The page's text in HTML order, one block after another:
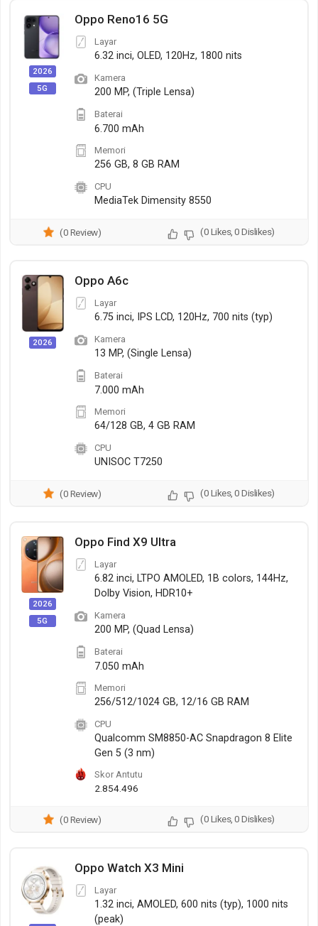
2026
5G
Oppo Reno16 5G
Layar
6.32 inci, OLED, 120Hz, 1800 nits
Kamera
200 MP, (Triple Lensa)
Baterai
6.700 mAh
Memori
256 GB, 8 GB RAM
CPU
MediaTek Dimensity 8550
(0 Review) (0 Likes, 0 Dislikes)
2026
Oppo A6c
Layar
6.75 inci, IPS LCD, 120Hz, 700 nits (typ)
Kamera
13 MP, (Single Lensa)
Baterai
7.000 mAh
Memori
64/128 GB, 4 GB RAM
CPU
UNISOC T7250
(0 Review) (0 Likes, 0 Dislikes)
2026
5G
Oppo Find X9 Ultra
Layar
6.82 inci, LTPO AMOLED, 1B colors, 144Hz,
Dolby Vision, HDR10+
Kamera
200 MP, (Quad Lensa)
Baterai
7.050 mAh
Memori
256/512/1024 GB, 12/16 GB RAM
CPU
Qualcomm SM8850-AC Snapdragon 8 Elite
Gen 5 (3 nm)
Skor Antutu
2.854.496
(0 Review) (0 Likes, 0 Dislikes)
Oppo Watch X3 Mini
Layar
1.32 inci, AMOLED, 600 nits (typ), 1000 nits
(peak)